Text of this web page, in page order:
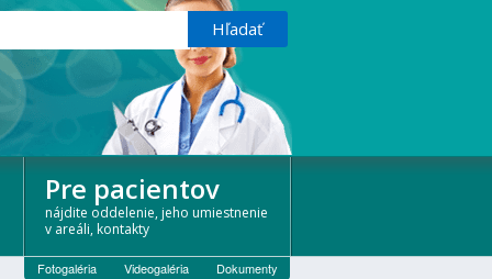
Pre pacientov
nájdite oddelenie, jeho umiestnenie
v areáli, kontakty
Fotogaléria Videogaléria
Dokumenty